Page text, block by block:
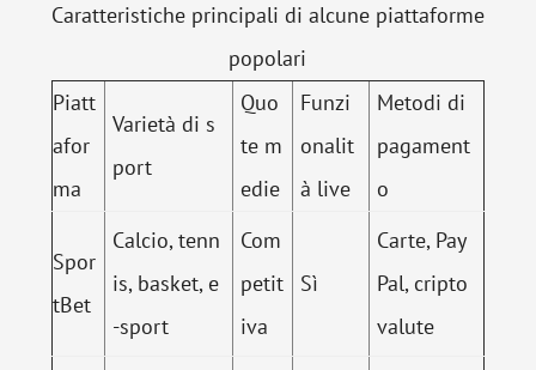
Caratteristiche principali di alcune piattaforme
popolari
Piatt
afor
ma
Varietà di s
port
Quo
te m
edie
Funzi
onalit
à live
Metodi di
pagament
o
Spor
tBet
Calcio, tenn
is, basket, e
-sport
Com
petit
iva
Sì
Carte, Pay
Pal, cripto
valute